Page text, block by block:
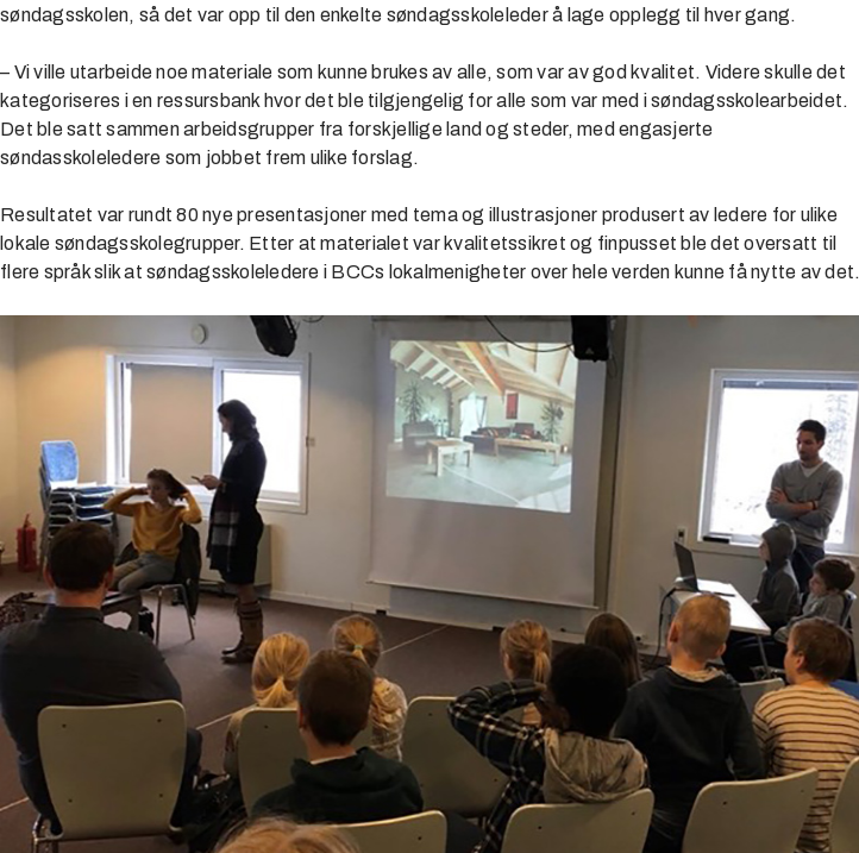
søndagsskolen, så det var opp til den enkelte søndagsskoleleder å lage opplegg til hver gang.
– Vi ville utarbeide noe materiale som kunne brukes av alle, som var av god kvalitet. Videre skulle det
kategoriseres i en ressursbank hvor det ble tilgjengelig for alle som var med i søndagsskolearbeidet.
Det ble satt sammen arbeidsgrupper fra forskjellige land og steder, med engasjerte
søndasskoleledere som jobbet frem ulike forslag.
Resultatet var rundt 80 nye presentasjoner med tema og illustrasjoner produsert av ledere for ulike
lokale søndagsskolegrupper. Etter at materialet var kvalitetssikret og finpusset ble det oversatt til
flere språk slik at søndagsskoleledere i BCCs lokalmenigheter over hele verden kunne få nytte av det.